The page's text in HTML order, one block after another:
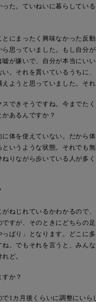
た。ていねいに暮らしてい
にまったく興味なかった反
思っていました。もし自分
が嫌いで、自分が本当にい
。それを貫いているうちに
ようと思っていました。そ
できそうですね。今までた
あるんですか？
体を使えていない。だから
いうような状態。それでも
りながら歩いている人が多
ねじれているかわかるので
すが、そのときにどちらの
ぱり」となります。どこに
。でもそれを言うと、みん
ど。
か？
1カ月後くらいに調整にいら